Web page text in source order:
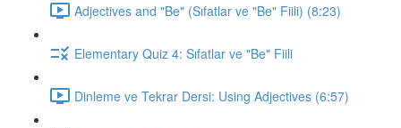
Adjectives and "Be" (Sıfatlar ve "Be" Fiili) (8:23)
Elementary Quiz 4: Sıfatlar ve "Be" Fiili
Dinleme ve Tekrar Dersi: Using Adjectives (6:57)